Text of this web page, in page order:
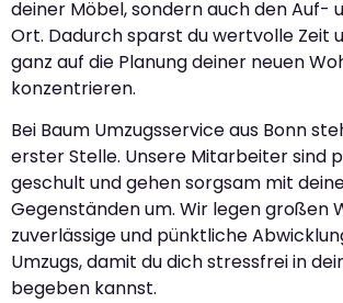
deiner Möbel, sondern auch den Auf-
Ort. Dadurch sparst du wertvolle Zeit
ganz auf die Planung deiner neuen
konzentrieren.
Bei Baum Umzugsservice aus Bonn
erster Stelle. Unsere Mitarbeiter sind
geschult und gehen sorgsam mit
Gegenständen um. Wir legen großen
zuverlässige und pünktliche
Umzugs, damit du dich stressfrei in
begeben kannst.